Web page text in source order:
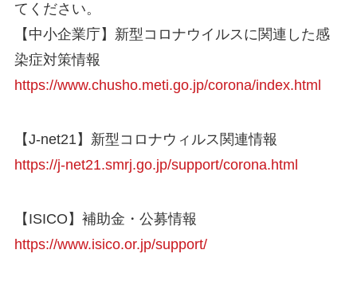
てください。
【中小企業庁】新型コロナウイルスに関連した感
染症対策情報
https://www.chusho.meti.go.jp/corona/index.html
【J-net21】新型コロナウィルス関連情報
https://j-net21.smrj.go.jp/support/corona.html
【ISICO】補助金・公募情報
https://www.isico.or.jp/support/